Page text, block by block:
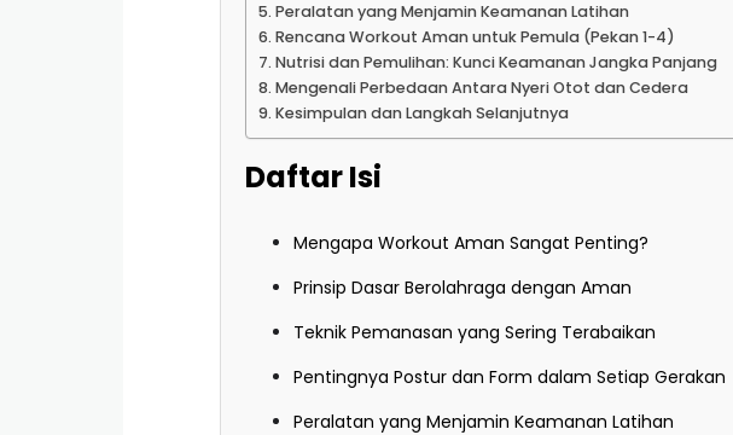
Peralatan yang Menjamin Keamanan Latihan
Rencana Workout Aman untuk Pemula (Pekan 1-4)
Nutrisi dan Pemulihan: Kunci Keamanan Jangka Panjang
Mengenali Perbedaan Antara Nyeri Otot dan Cedera
Kesimpulan dan Langkah Selanjutnya
Daftar Isi
Mengapa Workout Aman Sangat Penting?
Prinsip Dasar Berolahraga dengan Aman
Teknik Pemanasan yang Sering Terabaikan
Pentingnya Postur dan Form dalam Setiap Gerakan
Peralatan yang Menjamin Keamanan Latihan